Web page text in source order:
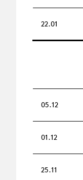
22.01
05.12
01.12
25.11